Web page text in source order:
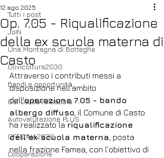
Tutti i post
JoIN
Una Montagna di Botteghe
Olivicoltura2030
Bandi e opportunità
Gal GardaValsabbia
Autovalutazione PLUS
OFFICINA2030
Cooperazione
Op. 7.05 - Riqualificazione
della ex scuola materna di
Casto
12 ago 2025
Attraverso i contributi messi a
disposizione nell'ambito
dell'operazione 7.05 - bando
albergo diffuso , il Comune di Casto
ha realizzato la riqualificazione
dell'ex scuola materna , posta
nella frazione Famea, con l'obiettivo di